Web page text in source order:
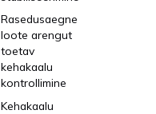
Rasedusaegne
loote arengut
toetav
kehakaalu
kontrollimine
Kehakaalu